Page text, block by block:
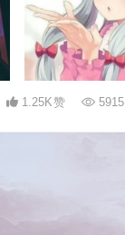
1.25K赞 5915